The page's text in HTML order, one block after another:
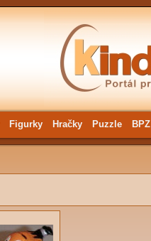
Figurky Hračky Puzzle BPZ